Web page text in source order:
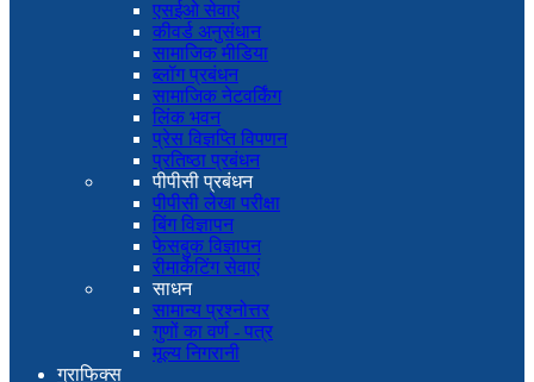
एसईओ सेवाएं
कीवर्ड अनुसंधान
सामाजिक मीडिया
ब्लॉग प्रबंधन
सामाजिक नेटवर्किंग
लिंक भवन
प्रेस विज्ञप्ति विपणन
प्रतिष्ठा प्रबंधन
पीपीसी प्रबंधन
पीपीसी लेखा परीक्षा
बिंग विज्ञापन
फेसबुक विज्ञापन
रीमार्केटिंग सेवाएं
साधन
सामान्य प्रश्नोत्तर
गुणों का वर्ण - पत्र
मूल्य निगरानी
ग्राफिक्स